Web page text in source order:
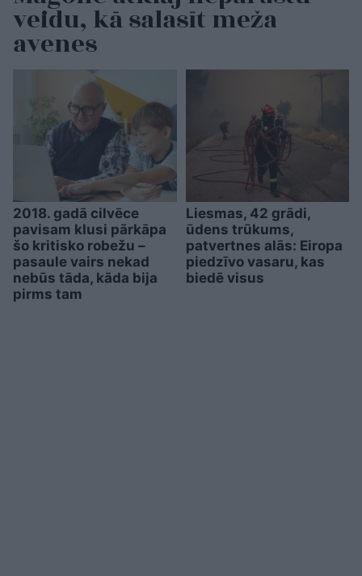
veidu, kā salasīt meža
avenes
2018. gadā cilvēce
pavisam klusi pārkāpa
šo kritisko robežu –
pasaule vairs nekad
nebūs tāda, kāda bija
pirms tam
Liesmas, 42 grādi,
ūdens trūkums,
patvertnes alās: Eiropa
piedzīvo vasaru, kas
biedē visus